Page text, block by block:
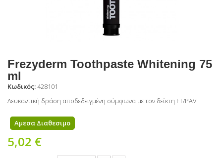
Frezyderm Toothpaste Whitening 75
ml
Κωδικός:428101
Λευκαντική δράση αποδεδειγμένη σύμφωνα με τον δείκτη FT/PAV
Αμεσα Διαθεσιμο
5,02 €